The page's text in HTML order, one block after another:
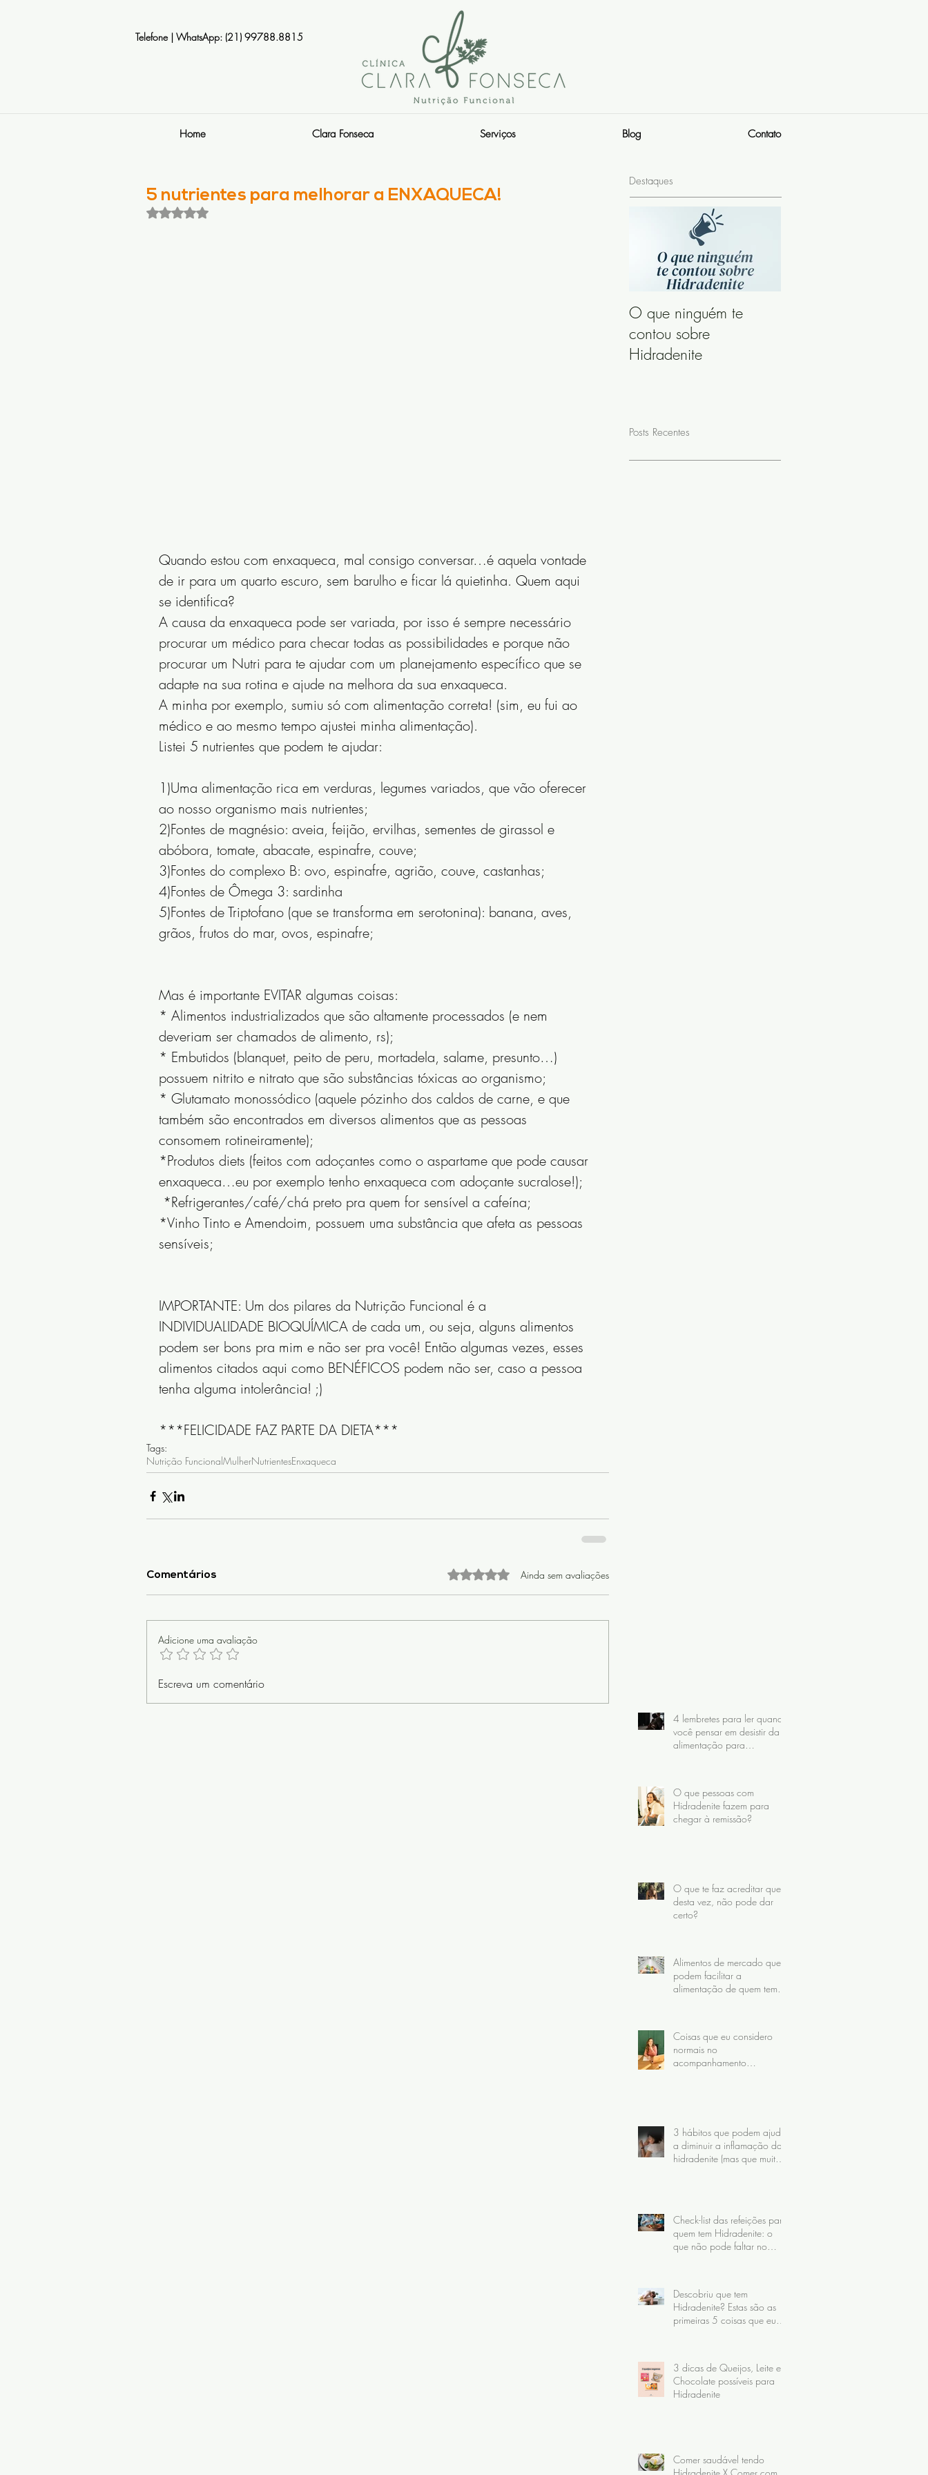
Telefone | WhatsApp: (21) 99788.8815
Home Clara Fonseca Serviços Blog Contato
5 nutrientes para melhorar a ENXAQUECA!
Avaliado com NaN de 5 estrelas.
Quando estou com enxaqueca, mal consigo conversar…é aquela vontade
de ir para um quarto escuro, sem barulho e ficar lá quietinha. Quem aqui
se identifica?
A causa da enxaqueca pode ser variada, por isso é sempre necessário
procurar um médico para checar todas as possibilidades e porque não
procurar um Nutri para te ajudar com um planejamento específico que se
adapte na sua rotina e ajude na melhora da sua enxaqueca.
A minha por exemplo, sumiu só com alimentação correta! (sim, eu fui ao
médico e ao mesmo tempo ajustei minha alimentação).
Listei 5 nutrientes que podem te ajudar:
1)Uma alimentação rica em verduras, legumes variados, que vão oferecer
ao nosso organismo mais nutrientes;
2)Fontes de magnésio: aveia, feijão, ervilhas, sementes de girassol e
abóbora, tomate, abacate, espinafre, couve;
3)Fontes do complexo B: ovo, espinafre, agrião, couve, castanhas;
4)Fontes de Ômega 3: sardinha
5)Fontes de Triptofano (que se transforma em serotonina): banana, aves,
grãos, frutos do mar, ovos, espinafre;
Mas é importante EVITAR algumas coisas:
* Alimentos industrializados que são altamente processados (e nem
deveriam ser chamados de alimento, rs);
* Embutidos (blanquet, peito de peru, mortadela, salame, presunto…)
possuem nitrito e nitrato que são substâncias tóxicas ao organismo;
* Glutamato monossódico (aquele pózinho dos caldos de carne, e que
também são encontrados em diversos alimentos que as pessoas
consomem rotineiramente);
*Produtos diets (feitos com adoçantes como o aspartame que pode causar
enxaqueca…eu por exemplo tenho enxaqueca com adoçante sucralose!);
*Refrigerantes/café/chá preto pra quem for sensível a cafeína;
*Vinho Tinto e Amendoim, possuem uma substância que afeta as pessoas
sensíveis;
IMPORTANTE: Um dos pilares da Nutrição Funcional é a
INDIVIDUALIDADE BIOQUÍMICA de cada um, ou seja, alguns alimentos
podem ser bons pra mim e não ser pra você! Então algumas vezes, esses
alimentos citados aqui como BENÉFICOS podem não ser, caso a pessoa
tenha alguma intolerância! ;)
***FELICIDADE FAZ PARTE DA DIETA***
Tags:
Nutrição Funcional MulherNutrientesEnxaqueca
Comentários Avaliado com 0 de 5 estrelas.
Ainda sem avaliações
Adicione uma avaliação
Escreva um comentário
Destaques
O que ninguém te
contou sobre
Hidradenite
Posts Recentes
4 lembretes para ler quando
você pensar em desistir da
alimentação para
O que pessoas com
Hidradenite fazem para
chegar à remissão?
O que te faz acreditar que,
desta vez, não pode dar
certo?
Alimentos de mercado que
podem facilitar a
alimentação de quem tem
Coisas que eu considero
normais no
acompanhamento
3 hábitos que podem ajudar
a diminuir a inflamação da
hidradenite (mas que muita
Check-list das refeições para
quem tem Hidradenite: o
que não pode faltar no
Descobriu que tem
Hidradenite? Estas são as
primeiras 5 coisas que eu
3 dicas de Queijos, Leite e
Chocolate possíveis para
Hidradenite
Comer saudável tendo